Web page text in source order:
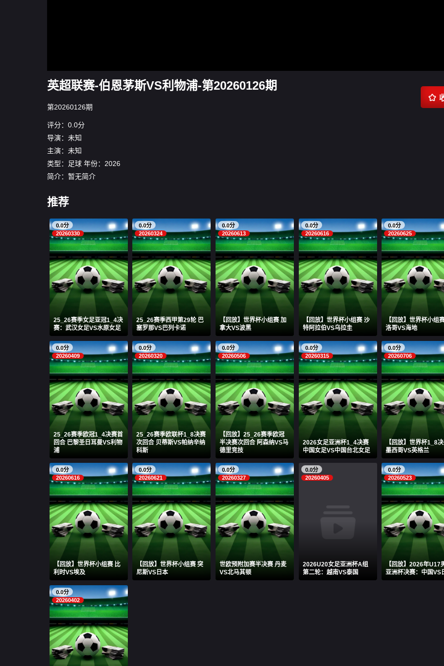
英超联赛-伯恩茅斯VS利物浦-第20260126期
第20260126期

评分：0.0分
导演：未知
主演：未知
类型：
足球 年份： 2026
简介：暂无简介
推荐
0.0分
20260330
25_26赛季女足亚冠1_4决
赛：武汉女足VS水原女足
0.0分
20260324
25_26赛季西甲第29轮 巴
塞罗那VS巴列卡诺
0.0分
20260613
【回放】世界杯小组赛 加
拿大VS波黑
0.0分
20260616
【回放】世界杯小组赛 沙
特阿拉伯VS乌拉圭
0.0分
20260625
【回放】世界杯小组
洛哥VS海地
0.0分
20260409
25_26赛季欧冠1_4决赛首
回合 巴黎圣日耳曼VS利物
浦
0.0分
20260320
25_26赛季欧联杯1_8决赛
次回合 贝蒂斯VS帕纳辛纳
科斯
0.0分
20260506
【回放】25_26赛季欧冠
半决赛次回合 阿森纳VS马
德里竞技
0.0分
20260315
2026女足亚洲杯1_4决赛
中国女足VS中国台北女足
0.0分
20260706
【回放】世界杯1_8
墨西哥VS英格兰
0.0分
20260616
【回放】世界杯小组赛 比
利时VS埃及
0.0分
20260621
【回放】世界杯小组赛 突
尼斯VS日本
0.0分
20260327
世欧预附加赛半决赛 丹麦
VS北马其顿
0.0分
20260405
2026U20女足亚洲杯A组
第二轮：越南VS泰国
0.0分
20260523
【回放】2026年U17
亚洲杯决赛：中国VS
0.0分
20260402